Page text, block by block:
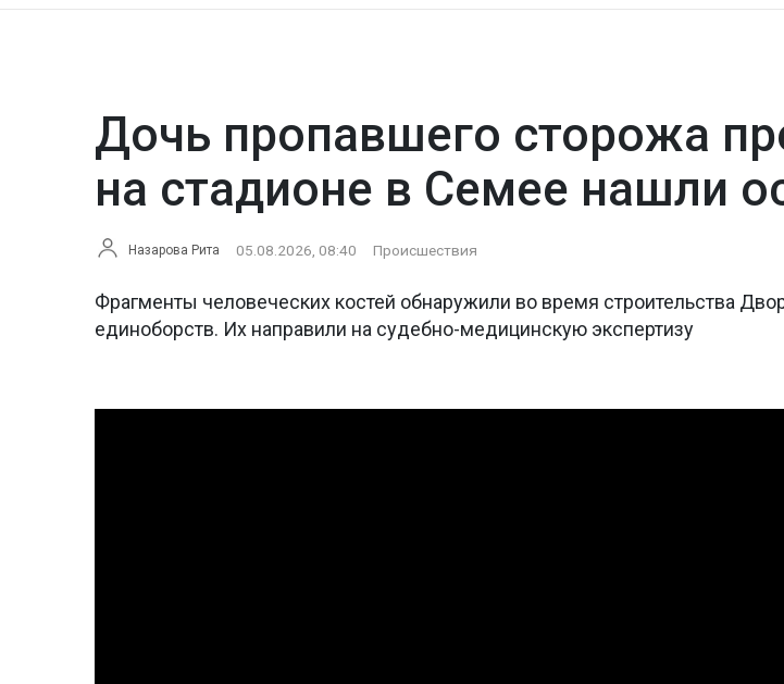
Дочь пропавшего сторожа
на стадионе в Семее нашли
Назарова Рита 05.08.2026, 08:40 Происшествия
Фрагменты человеческих костей обнаружили во время строительства
единоборств. Их направили на судебно-медицинскую экспертизу